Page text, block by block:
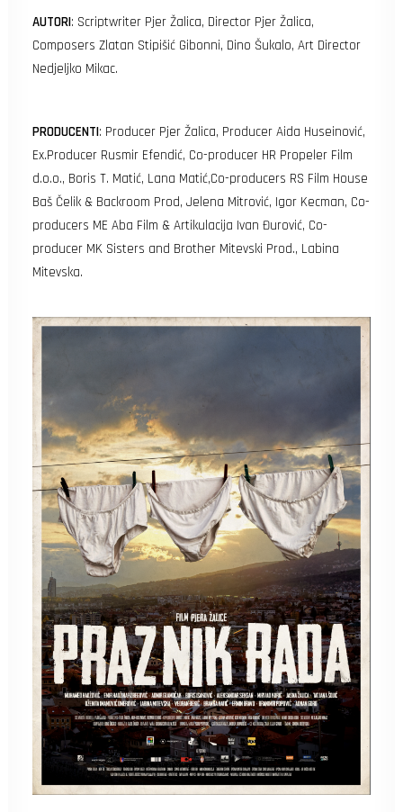
AUTORI: Scriptwriter Pjer Žalica, Director Pjer Žalica,
Composers Zlatan Stipišić Gibonni, Dino Šukalo, Art Director
Nedjeljko Mikac.
PRODUCENTI: Producer Pjer Žalica, Producer Aida Huseinović,
Ex.Producer Rusmir Efendić, Co-producer HR Propeler Film
d.o.o., Boris T. Matić, Lana Matić,Co-producers RS Film House
Baš Čelik & Backroom Prod, Jelena Mitrović, Igor Kecman, Co-
producers ME Aba Film & Artikulacija Ivan Đurović, Co-
producer MK Sisters and Brother Mitevski Prod., Labina
Mitevska.